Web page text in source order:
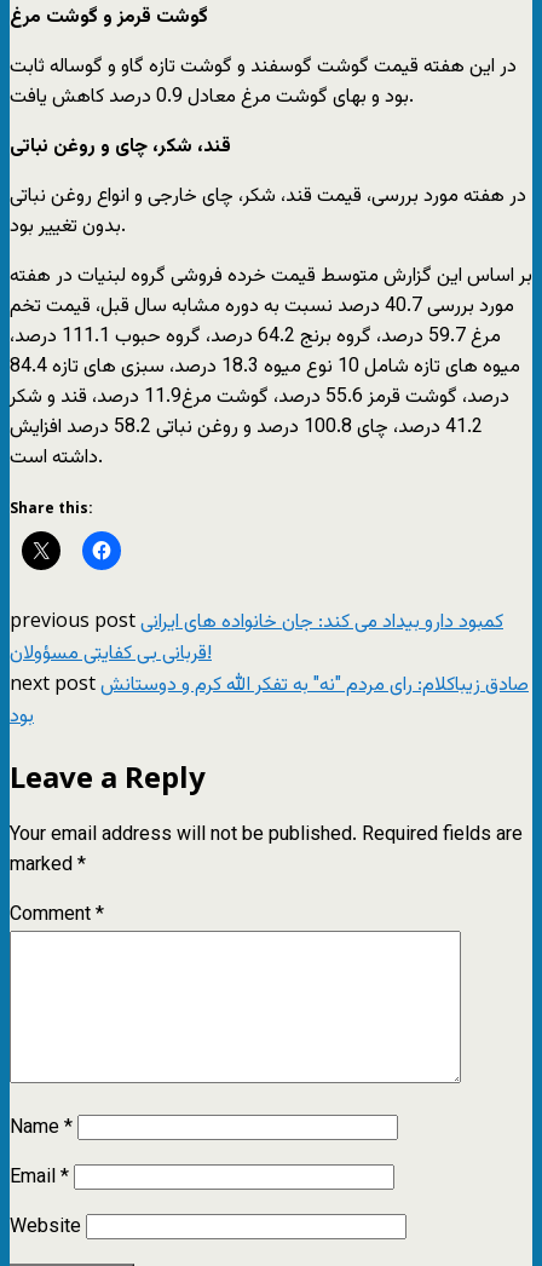
گوشت قرمز و گوشت مرغ
در این هفته قیمت گوشت گوسفند و گوشت تازه گاو و گوساله ثابت
بود و بهای گوشت مرغ معادل 0.9 درصد کاهش یافت.
قند، شکر، چای و روغن نباتی
در هفته مورد بررسی، قیمت قند، شکر، چای خارجی و انواع روغن نباتی
بدون تغییر بود.
بر اساس این گزارش متوسط قیمت خرده فروشی گروه لبنیات در هفته
مورد بررسی 40.7 درصد نسبت به دوره مشابه سال قبل، قیمت تخم
مرغ 59.7 درصد، گروه برنج 64.2 درصد، گروه حبوب 111.1 درصد،
میوه های تازه شامل 10 نوع میوه 18.3 درصد، سبزی های تازه 84.4
درصد، گوشت قرمز 55.6 درصد، گوشت مرغ11.9 درصد، قند و شکر
41.2 درصد، چای 100.8 درصد و روغن نباتی 58.2 درصد افزایش
داشته است.
Share this:
previous postکمبود دارو بیداد می کند: جان خانواده های ایرانی
قربانی بی کفایتی مسؤولان!
next postصادق زیباکلام: رای مردم "نه" به تفکر الله کرم و دوستانش
بود
Leave a Reply
Your email address will not be published. Required fields are
marked*
Comment*
Name*
Email*
Website